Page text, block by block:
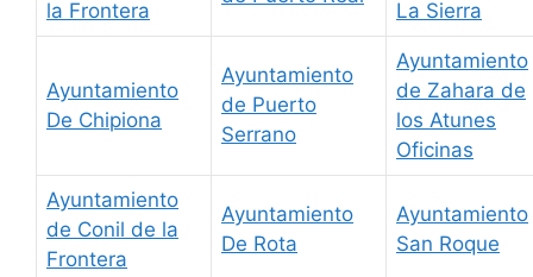
la Frontera
La Sierra
Ayuntamiento
De Chipiona
Ayuntamiento
de Puerto
Serrano
Ayuntamiento
de Zahara de
los Atunes
Oficinas
Ayuntamiento
de Conil de la
Frontera
Ayuntamiento
De Rota
Ayuntamiento
San Roque